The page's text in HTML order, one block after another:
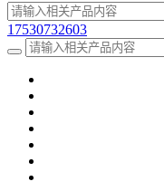
17530732603